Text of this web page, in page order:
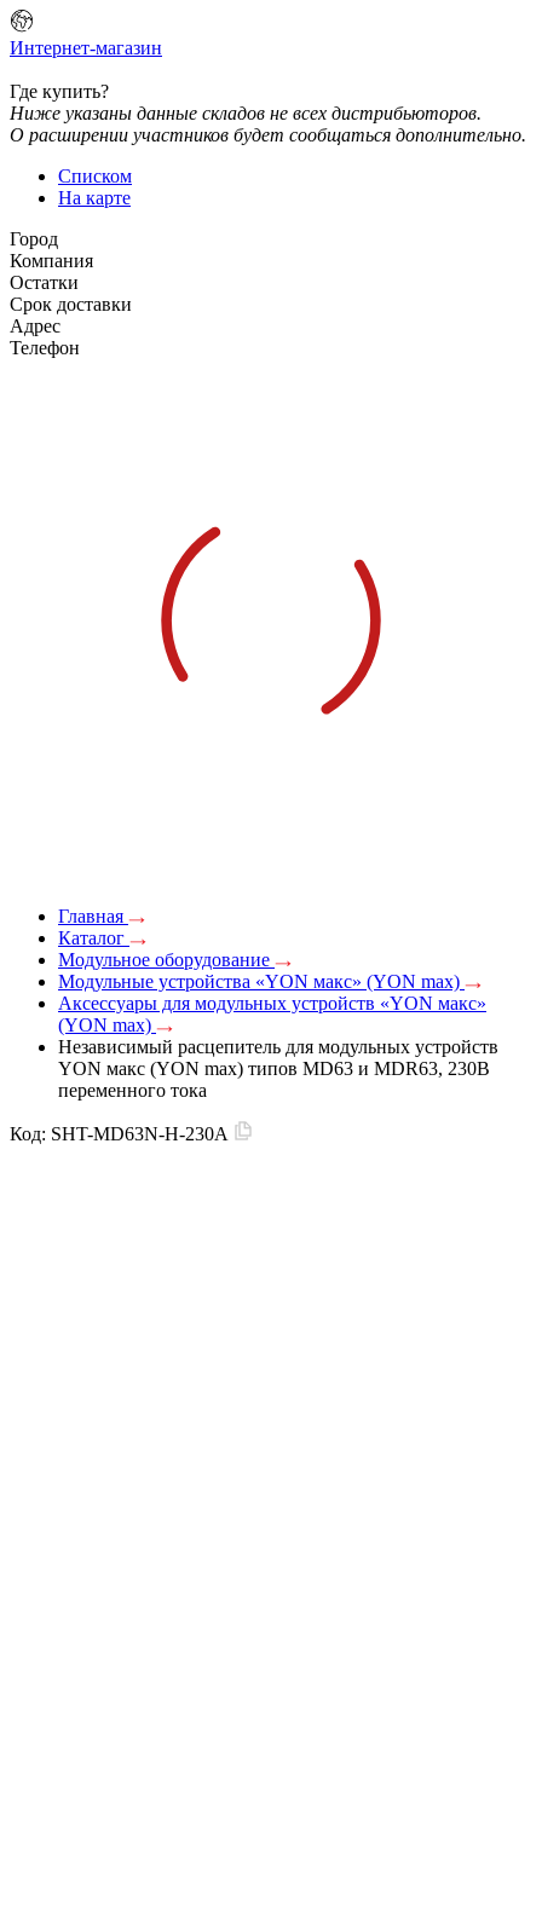
Интернет-магазин
Где купить?
Ниже указаны данные складов не всех дистрибьюторов.
О расширении участников будет сообщаться дополнительно.
Списком
На карте
Город
Компания
Остатки
Срок доставки
Адрес
Телефон
Главная
Каталог
Модульное оборудование
Модульные устройства «YON макс» (YON max)
Аксессуары для модульных устройств «YON макс»
(YON max)
Независимый расцепитель для модульных устройств
YON макс (YON max) типов MD63 и MDR63, 230В
переменного тока
Код: SHT-MD63N-H-230A